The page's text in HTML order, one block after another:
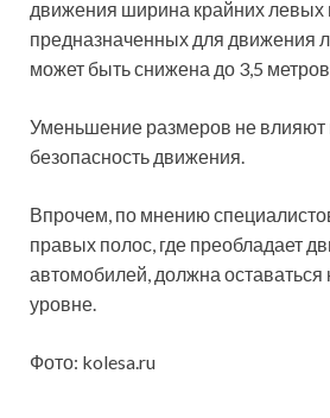
движения ширина крайних левых
предназначенных для движения
может быть снижена до 3,5
Уменьшение размеров не влияют
безопасность движения.
Впрочем, по мнению
правых полос, где преобладает
автомобилей, должна
уровне.
Фото: kolesa.ru